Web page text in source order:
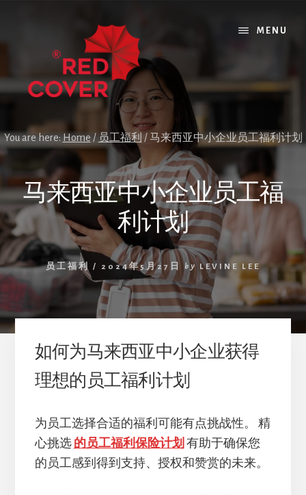
MENU
You are here:Home / 员工福利 /马来西亚中小企业员工福利计划
马来西亚中小企业员工福
利计划
员工福利 / 2024年5月27日 by LEVINE LEE
如何为马来西亚中小企业获得
理想的员工福利计划
为员工选择合适的福利可能有点挑战性。 精
心挑选 的员工福利保险计划 有助于确保您
的员工感到得到支持、授权和赞赏的未来。